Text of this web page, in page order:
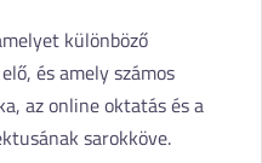
különböző
és amely számos
az online oktatás és a
sarokköve.